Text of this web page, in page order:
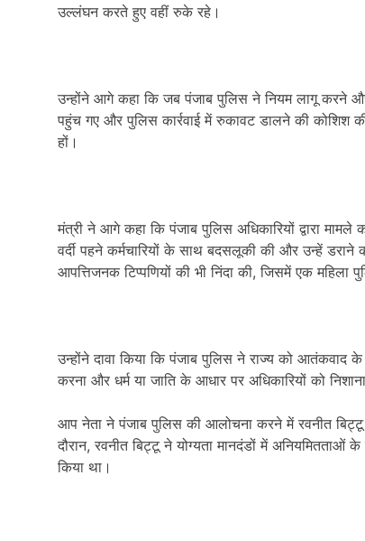
उल्लंघन करते हुए वहीं रुके रहे।
उन्होंने आगे कहा कि जब पंजाब पुलिस ने नियम लागू करने
पहुंच गए और पुलिस कार्रवाई में रुकावट डालने की कोशिश
हों।
मंत्री ने आगे कहा कि पंजाब पुलिस अधिकारियों द्वारा
वर्दी पहने कर्मचारियों के साथ बदसलूकी की और उन्हें
आपत्तिजनक टिप्पणियों की भी निंदा की, जिसमें एक महिला
उन्होंने दावा किया कि पंजाब पुलिस ने राज्य को आतंकवाद
करना और धर्म या जाति के आधार पर अधिकारियों को
आप नेता ने पंजाब पुलिस की आलोचना करने में रवनीत
दौरान, रवनीत बिट्टू ने योग्यता मानदंडों में
किया था।